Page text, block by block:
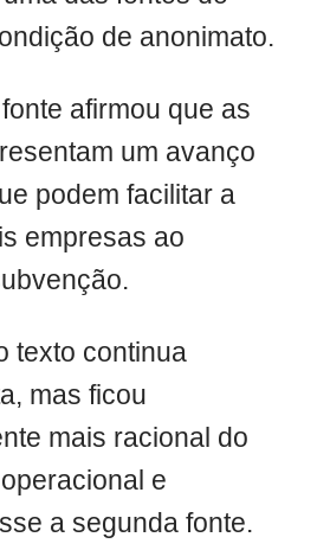
de anonimato.
afirmou que as
um avanço
podem facilitar a
empresas ao
texto continua
mas ficou
mais racional do
e
a segunda fonte.